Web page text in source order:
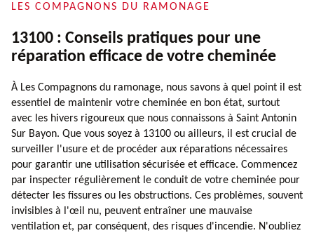
LES COMPAGNONS DU RAMONAGE
13100 : Conseils pratiques pour une
réparation efficace de votre cheminée
À Les Compagnons du ramonage, nous savons à quel point il est
essentiel de maintenir votre cheminée en bon état, surtout
avec les hivers rigoureux que nous connaissons à Saint Antonin
Sur Bayon. Que vous soyez à 13100 ou ailleurs, il est crucial de
surveiller l'usure et de procéder aux réparations nécessaires
pour garantir une utilisation sécurisée et efficace. Commencez
par inspecter régulièrement le conduit de votre cheminée pour
détecter les fissures ou les obstructions. Ces problèmes, souvent
invisibles à l'œil nu, peuvent entraîner une mauvaise
ventilation et, par conséquent, des risques d'incendie. N'oubliez